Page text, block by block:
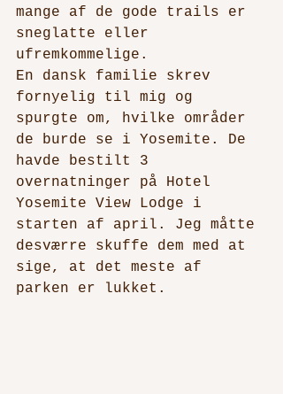
mange af de gode trails er
sneglatte eller
ufremkommelige.
En dansk familie skrev
fornyelig til mig og
spurgte om, hvilke områder
de burde se i Yosemite. De
havde bestilt 3
overnatninger på Hotel
Yosemite View Lodge i
starten af april. Jeg måtte
desværre skuffe dem med at
sige, at det meste af
parken er lukket.